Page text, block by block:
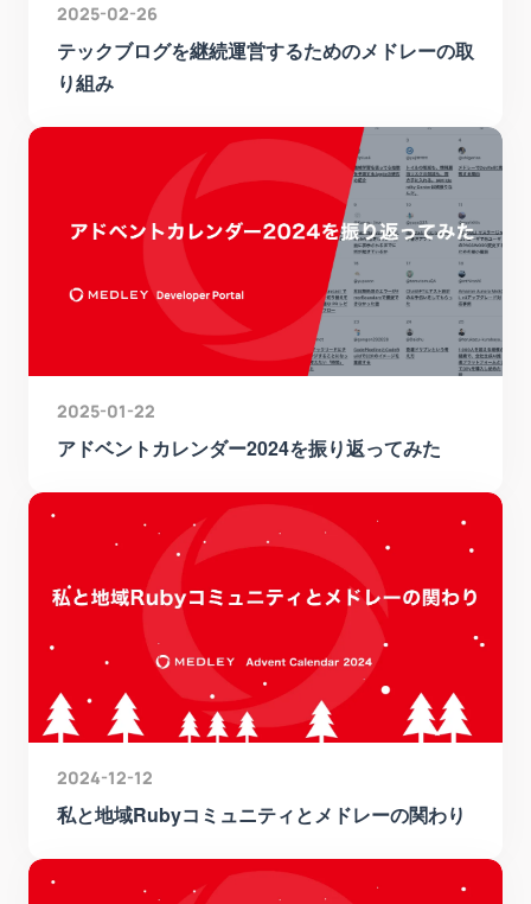
2025-02-26
テックブログを継続運営するためのメドレーの取
り組み
2025-01-22
アドベントカレンダー2024を振り返ってみた
2024-12-12
私と地域Rubyコミュニティとメドレーの関わり